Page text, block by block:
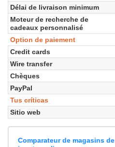
Délai de livraison minimum
Moteur de recherche de
cadeaux personnalisé
Option de paiement
Credit cards
Wire transfer
Chèques
PayPal
Tus críticas
Sitio web
Comparateur de magasins de